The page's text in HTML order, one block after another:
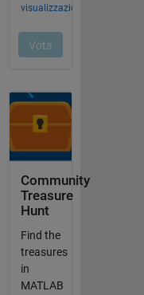
Community
Treasure
Hunt
Find the
treasures
in
MATLAB